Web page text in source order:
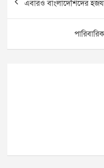
navigation
এবারও বাংলাদেশিদের